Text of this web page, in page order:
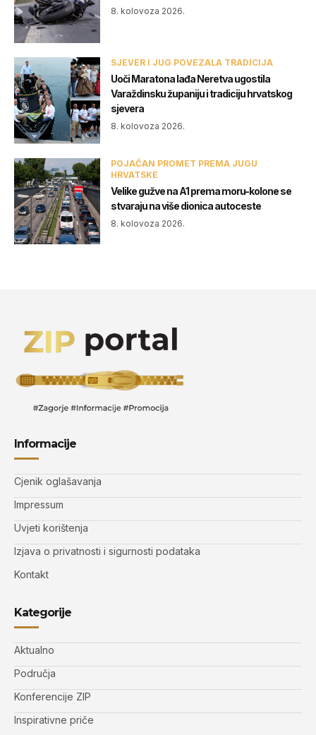
8. kolovoza 2026.
SJEVER I JUG POVEZALA TRADICIJA
Uoči Maratona lađa Neretva ugostila
Varaždinsku županiju i tradiciju hrvatskog
sjevera
8. kolovoza 2026.
POJAČAN PROMET PREMA JUGU
HRVATSKE
Velike gužve na A1 prema moru-kolone se
stvaraju na više dionica autoceste
8. kolovoza 2026.
Informacije
Cjenik oglašavanja
Impressum
Uvjeti korištenja
Izjava o privatnosti i sigurnosti podataka
Kontakt
Kategorije
Aktualno
Područja
Konferencije ZIP
Inspirativne priče